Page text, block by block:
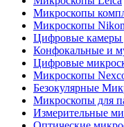
Микроскопы
Микроскопы Nikon
Цифровые камеры
Конфокальные и
Цифровые
Микроскопы
Безокулярные
Микроскопы для
Измерительные